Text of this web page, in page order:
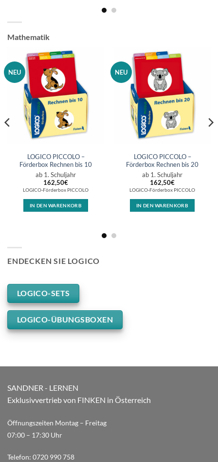
Mathematik
NEU
LOGICO PICCOLO –
Förderbox Rechnen bis 10
ab 1. Schuljahr
162,50€
LOGICO-Förderbox PICCOLO
IN DEN WARENKORB
NEU
LOGICO PICCOLO –
Förderbox Rechnen bis 20
ab 1. Schuljahr
162,50€
LOGICO-Förderbox PICCOLO
IN DEN WARENKORB
ENDECKEN SIE LOGICO
LOGICO-SETS
LOGICO-ÜBUNGSBOXEN
SANDNER - LERNEN
Exklusivvertrieb von FINKEN in Österreich
Öffnungszeiten Montag – Freitag
07:00 – 17:30 Uhr
Telefon: 0720 990 758